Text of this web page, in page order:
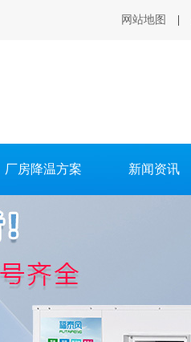
网站地图
厂房降温方案 新闻资讯